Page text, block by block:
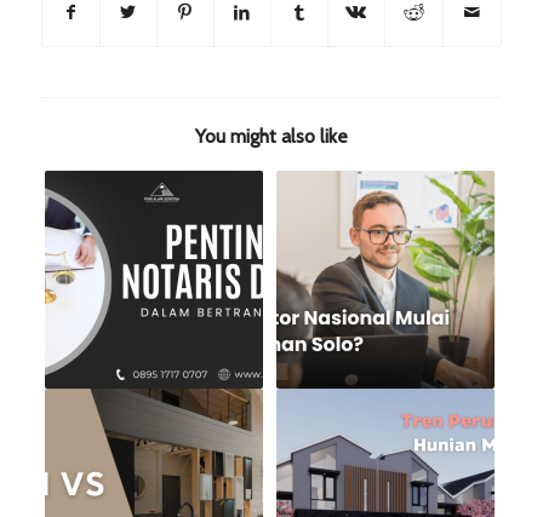
You might also like